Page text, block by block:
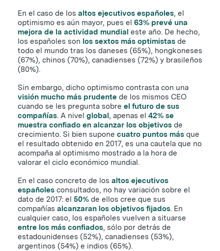
En el caso de los altos ejecutivos españoles, el
optimismo es aún mayor, pues el 63% prevé una
mejora de la actividad mundial este año. De hecho,
los españoles son los sextos más optimistas de
todo el mundo tras los daneses (65%), hongkoneses
(67%), chinos (70%), canadienses (72%) y brasileños
(80%).
Sin embargo, dicho optimismo contrasta con una
visión mucho más prudente de los mismos CEO
cuando se les pregunta sobre el futuro de sus
compañías. A nivel global, apenas el 42% se
muestra confiado en alcanzar los objetivos de
crecimiento. Si bien supone cuatro puntos más que
el resultado obtenido en 2017, es una cautela que no
acompaña al optimismo mostrado a la hora de
valorar el ciclo económico mundial.
En el caso concreto de los altos ejecutivos
españoles consultados, no hay variación sobre el
dato de 2017: el 50% de ellos cree que sus
compañías alcanzaran los objetivos fijados. En
cualquier caso, los españoles vuelven a situarse
entre los más confiados, sólo por detrás de
estadounidenses (52%), canadienses (53%),
argentinos (54%) e indios (65%).